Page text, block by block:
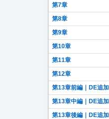
第7章
第8章
第9章
第10章
第11章
第12章
第13章前編｜DE追加
第13章中編｜DE追加
第13章後編｜DE追加